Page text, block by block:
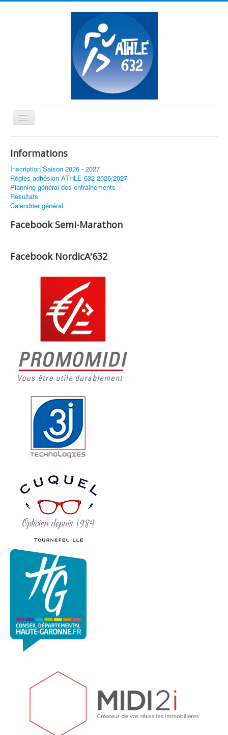
Basculer
la
Vous êtes ici :
Résultats Free Virtual Run Tournefeuille
Informations
Inscription Saison 2026 - 2027
Règles adhésion ATHLE 632 2026/2027
Planning général des entrainements
Résultats
Calendrier général
Facebook Semi-Marathon
Facebook NordicA'632